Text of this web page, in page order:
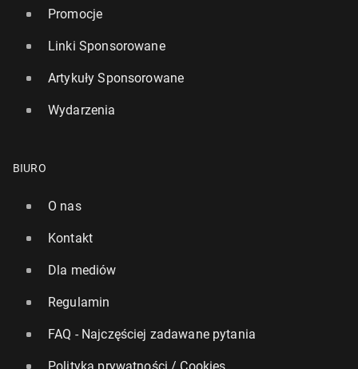
Promocje
Linki Sponsorowane
Artykuły Sponsorowane
Wydarzenia
BIURO
O nas
Kontakt
Dla mediów
Regulamin
FAQ - Najczęściej zadawane pytania